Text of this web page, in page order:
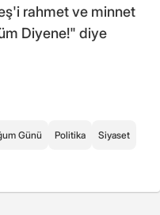
rahmet ve minnet
Diyene!" diye
Günü Politika Siyaset